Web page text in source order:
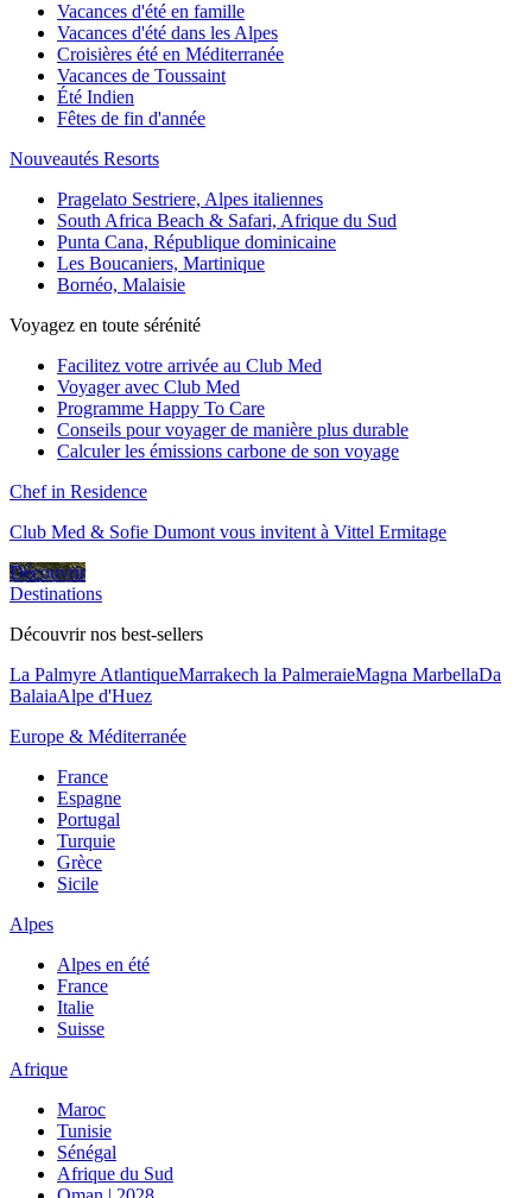
Vacances d'été en famille
Vacances d'été dans les Alpes
Croisières été en Méditerranée
Vacances de Toussaint
Été Indien
Fêtes de fin d'année
Nouveautés Resorts
Pragelato Sestriere, Alpes italiennes
South Africa Beach & Safari, Afrique du Sud
Punta Cana, République dominicaine
Les Boucaniers, Martinique
Bornéo, Malaisie
Voyagez en toute sérénité
Facilitez votre arrivée au Club Med
Voyager avec Club Med
Programme Happy To Care
Conseils pour voyager de manière plus durable
Calculer les émissions carbone de son voyage
Chef in Residence
Club Med & Sofie Dumont vous invitent à Vittel Ermitage
Découvrir
Destinations
Découvrir nos best-sellers
La Palmyre AtlantiqueMarrakech la PalmeraieMagna MarbellaDa
BalaiaAlpe d'Huez
Europe & Méditerranée
France
Espagne
Portugal
Turquie
Grèce
Sicile
Alpes
Alpes en été
France
Italie
Suisse
Afrique
Maroc
Tunisie
Sénégal
Afrique du Sud